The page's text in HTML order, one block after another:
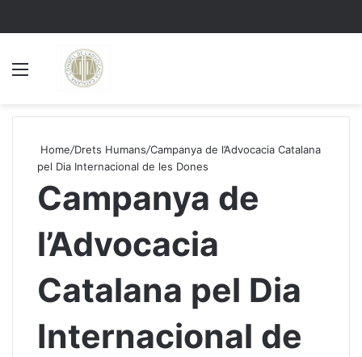
Home/Drets Humans/Campanya de l’Advocacia Catalana
pel Dia Internacional de les Dones
Campanya de
l’Advocacia
Catalana pel Dia
Internacional de